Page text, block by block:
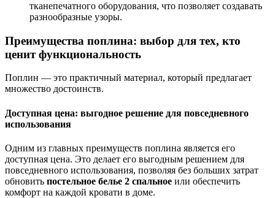
тканепечатного оборудования, что позволяет создавать
разнообразные узоры.
Преимущества поплина: выбор для тех, кто
ценит функциональность
Поплин — это практичный материал, который предлагает
множество достоинств.
Доступная цена: выгодное решение для повседневного
использования
Одним из главных преимуществ поплина является его
доступная цена. Это делает его выгодным решением для
повседневного использования, позволяя без больших затрат
обновить постельное белье 2 спальное или обеспечить
комфорт на каждой кровати в доме.